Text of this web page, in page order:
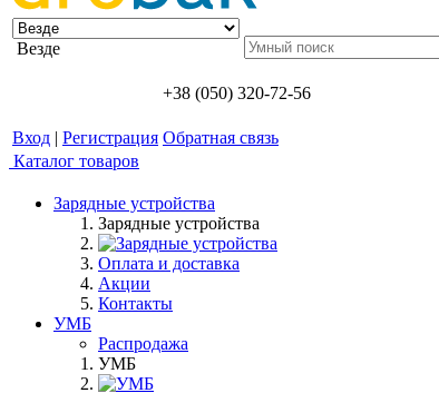
Везде
+38 (050) 320-72-56
Вход | Регистрация Обратная связь
Каталог товаров
Зарядные устройства
Зарядные устройства
Оплата и доставка
Акции
Контакты
УМБ
Распродажа
УМБ